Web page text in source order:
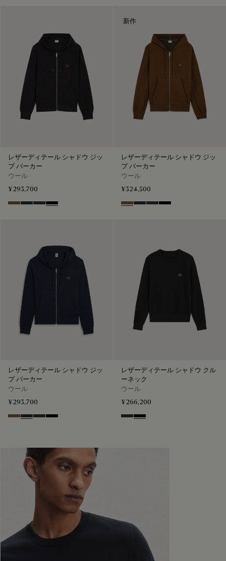
レザーディテール シャドウ ジッ
プ パーカー
ウール
¥293,700
Toffee Camel
NavyMidnight Grey
Noir
新作
レザーディテール シャドウ ジッ
プ パーカー
ウール
¥324,500
Toffee Camel
NavyMidnight Grey
Noir
レザーディテール シャドウ ジッ
プ パーカー
ウール
¥293,700
Toffee Camel
NavyMidnight Grey
Noir
レザーディテール シャドウ クル
ーネック
ウール
¥266,200
Midnight Grey
Noir